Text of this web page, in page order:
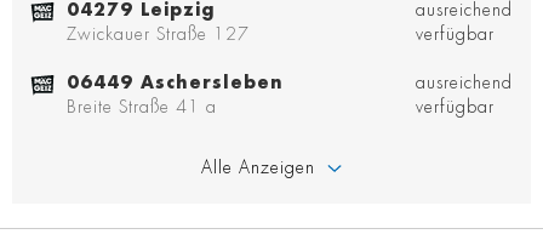
04279 Leipzig
Zwickauer Straße 127
ausreichend
verfügbar
06449 Aschersleben
Breite Straße 41 a
ausreichend
verfügbar
Alle Anzeigen